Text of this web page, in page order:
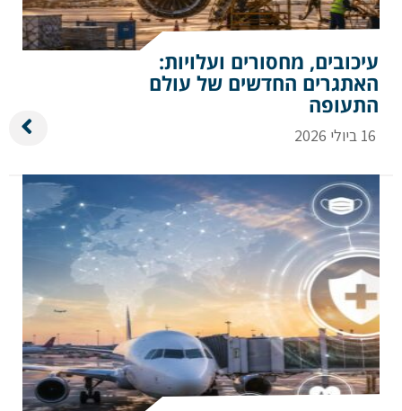
עיכובים, מחסורים ועלויות:
האתגרים החדשים של עולם
התעופה
16 ביולי 2026